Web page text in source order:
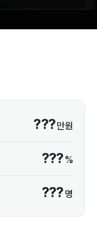
???만원
??? %
??? 명